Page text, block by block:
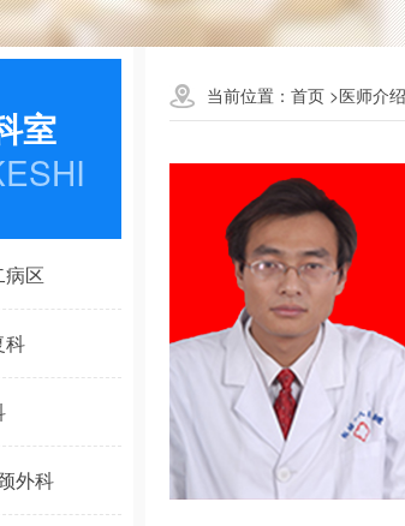
室
病区
科
外科
当前位置： 首页 >医师介绍